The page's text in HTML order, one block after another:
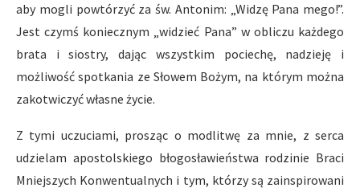
aby mogli powtórzyć za św. Antonim: „Widzę Pana mego!”.
Jest czymś koniecznym „widzieć Pana” w obliczu każdego
brata i siostry, dając wszystkim pociechę, nadzieję i
możliwość spotkania ze Słowem Bożym, na którym można
zakotwiczyć własne życie.
Z tymi uczuciami, prosząc o modlitwę za mnie, z serca
udzielam apostolskiego błogosławieństwa rodzinie Braci
Mniejszych Konwentualnych i tym, którzy są zainspirowani